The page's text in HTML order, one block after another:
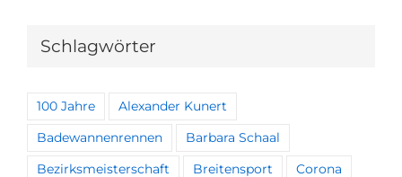
Schlagwörter
100 Jahre Alexander Kunert
Badewannenrennen Barbara Schaal
Bezirksmeisterschaft Breitensport Corona